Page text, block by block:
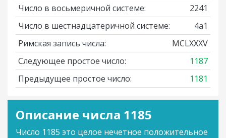
Число в восьмеричной системе:
2241
Число в шестнадцатеричной системе:
4a1
Римская запись числа:
MCLXXXV
Следующее простое число:
1187
Предыдущее простое число:
1181
Описание числа 1185
Число 1185 это целое нечетное положительное